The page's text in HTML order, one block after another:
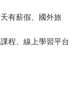
有薪假、國外旅
程、線上學習平台